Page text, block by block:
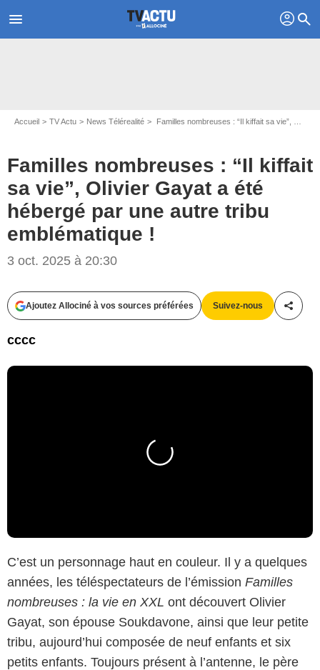
menu profil search
Accueil TV Actu News Télérealité Familles nombreuses : “Il kiffait sa vie”, Olivier Gayat a été hébergé par une autre tribu emblématique !
Familles nombreuses : “Il kiffait
sa vie”, Olivier Gayat a été
hébergé par une autre tribu
emblématique !
3 oct. 2025 à 20:30
Ajoutez Allociné à vos sources préférées Suivez-nous
cccc
C’est un personnage haut en couleur. Il y a quelques
années, les téléspectateurs de l’émission Familles
nombreuses : la vie en XXL ont découvert Olivier
Gayat, son épouse Soukdavone, ainsi que leur petite
tribu, aujourd’hui composée de neuf enfants et six
petits enfants. Toujours présent à l’antenne, le père